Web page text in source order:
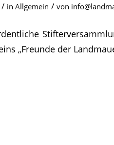
/ in Allgemein / von
„Freunde der